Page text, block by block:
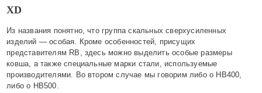
XD
Из названия понятно, что группа скальных сверхусиленных
изделий — особая. Кроме особенностей, присущих
представителям RB, здесь можно выделить особые размеры
ковша, а также специальные марки стали, используемые
производителями. Во втором случае мы говорим либо о НВ400,
либо о НВ500.